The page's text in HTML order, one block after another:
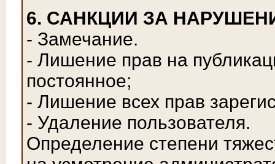
6. САНКЦИИ ЗА
- Замечание.
- Лишение прав на
постоянное;
- Лишение всех прав
- Удаление пользователя.
Определение степени